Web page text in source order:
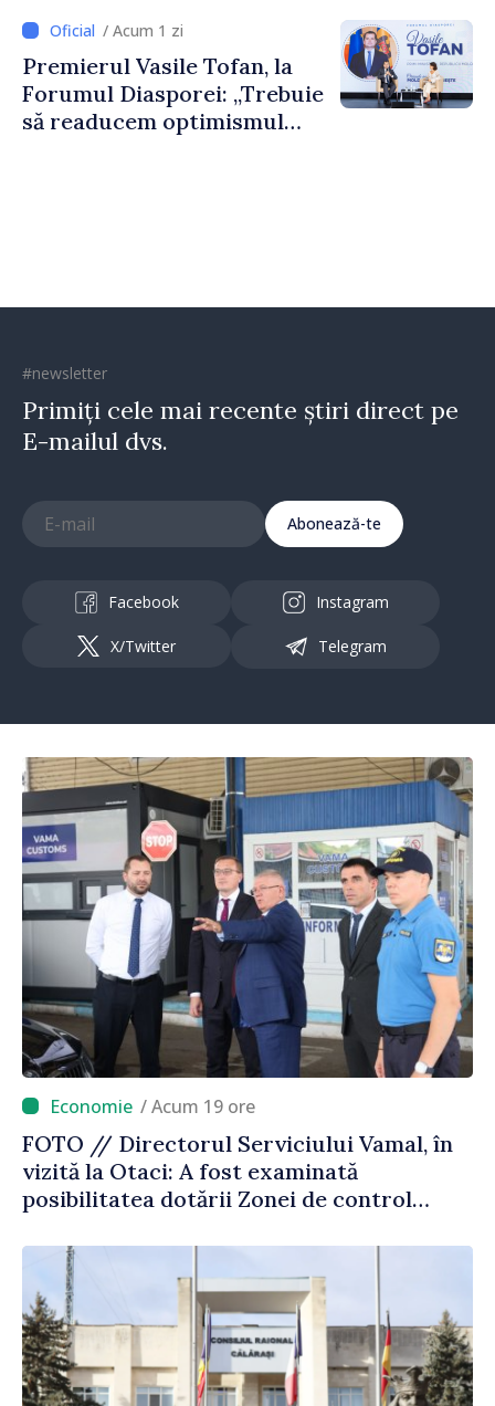
dumneavoastră pentru a
construi comunități mai
puternice”
/ Acum 1 zi
Premierul Vasile Tofan, la
Forumul Diasporei: „Trebuie
să readucem optimismul
#newsletter
Primiți cele mai recente știri direct pe
E-mailul dvs.
Abonează-te
Facebook Instagram
X/Twitter Telegram
/ Acum 19 ore
FOTO // Directorul Serviciului Vamal, în
vizită la Otaci: A fost examinată
posibilitatea dotării Zonei de control